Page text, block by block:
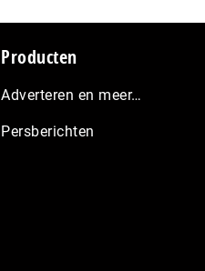
Producten
Adverteren en meer…
Persberichten